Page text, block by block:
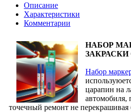
Описание
Характеристики
Комментарии
НАБОР
Набор
царапин на
автомобиля,
точечный ремонт не